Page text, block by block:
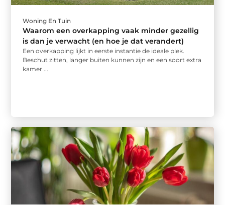
Woning En Tuin
Waarom een overkapping vaak minder gezellig
is dan je verwacht (en hoe je dat verandert)
Een overkapping lijkt in eerste instantie de ideale plek.
Beschut zitten, langer buiten kunnen zijn en een soort extra
kamer ...